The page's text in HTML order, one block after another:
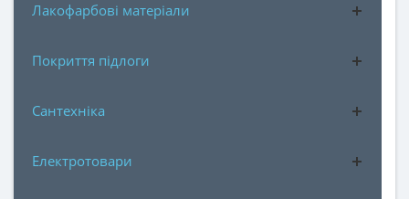
Лакофарбові матеріали
Покриття підлоги
Сантехніка
Електротовари